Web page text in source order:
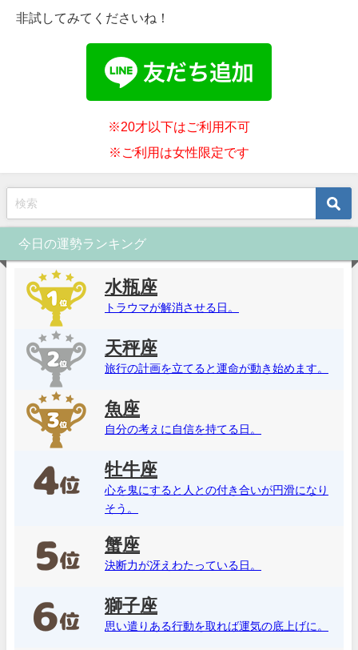
非試してみてくださいね！
※20才以下はご利用不可
※ご利用は女性限定です
今日の運勢ランキング
水瓶座
トラウマが解消させる日。
天秤座
旅行の計画を立てると運命が動き始めます。
魚座
自分の考えに自信を持てる日。
牡牛座
心を鬼にすると人との付き合いが円滑になり
そう。
蟹座
決断力が冴えわたっている日。
獅子座
思い遣りある行動を取れば運気の底上げに。